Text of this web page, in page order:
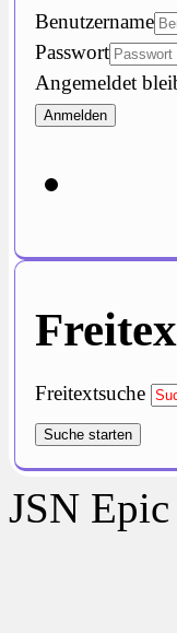
Benutzername
Passwort
Angemeldet
Anmelden
Freitextsuche
Suche starten
JSN